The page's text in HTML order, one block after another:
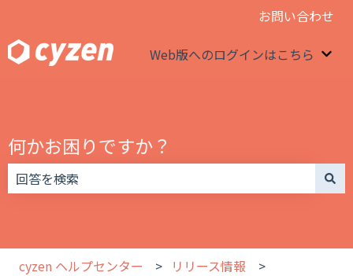
お問い合わせ
Web版へのログインはこちら
何かお困りですか？
cyzen ヘルプセンター
リリース情報